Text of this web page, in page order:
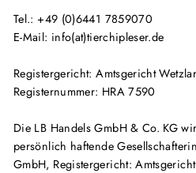
Tel.: +49 (0)6441 7859070
E-Mail: info(at)tierchipleser.de
Registergericht: Amtsgericht Wetzlar
Registernummer: HRA 7590
Die LB Handels GmbH & Co. KG
persönlich haftende
GmbH, Registergericht: